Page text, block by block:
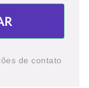
de contato